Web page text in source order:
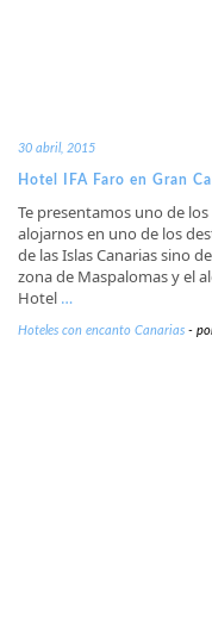
30 abril, 2015
Hotel IFA Faro en Gran
Te presentamos uno de
alojarnos en uno de los
de las Islas Canarias sino
zona de Maspalomas y el
Hotel …
Hoteles con encanto Canarias -